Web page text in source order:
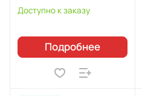
Доступно к заказу
Подробнее